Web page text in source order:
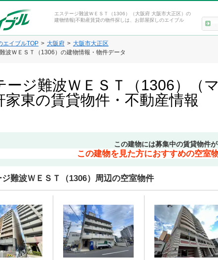
エステージ難波ＷＥＳＴ（1306）（大阪府 大阪市大正区）の
建物情報|不動産賃貸の物件探しは、お部屋探しのエイブル
エイブルTOP 大阪府
大阪市大正区
波ＷＥＳＴ（1306）の建物情報・物件データ
ージ難波ＷＥＳＴ（1306）（
家東の賃貸物件・不動産情報
この建物には募集中の賃貸物件が
この建物を見た方におすすめの空室
難波ＷＥＳＴ（1306）周辺の空室物件